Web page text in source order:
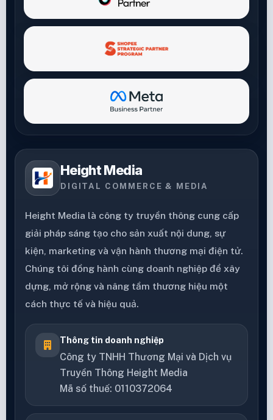
Height Media
DIGITAL COMMERCE & MEDIA
Height Media là công ty truyền thông cung cấp
giải pháp sáng tạo cho sản xuất nội dung, sự
kiện, marketing và vận hành thương mại điện tử.
Chúng tôi đồng hành cùng doanh nghiệp để xây
dựng, mở rộng và nâng tầm thương hiệu một
cách thực tế và hiệu quả.
Thông tin doanh nghiệp
Công ty TNHH Thương Mại và Dịch vụ
Truyền Thông Height Media
Mã số thuế: 0110372064